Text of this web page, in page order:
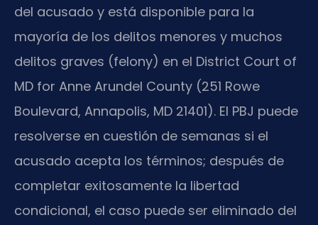
del acusado y está disponible para la
mayoría de los delitos menores y muchos
delitos graves (felony) en el District Court of
MD for Anne Arundel County (251 Rowe
Boulevard, Annapolis, MD 21401). El PBJ puede
resolverse en cuestión de semanas si el
acusado acepta los términos; después de
completar exitosamente la libertad
condicional, el caso puede ser eliminado del